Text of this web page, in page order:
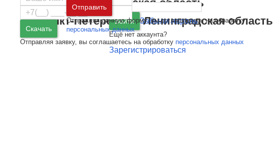
Москва
Московская область
Санкт-Петербург иЛенинградская область
Войти Забыли пароль
Ещё нет аккаунта?
Зарегистрироваться
Скачать
Отправляя заявку, вы соглашаетесь на обработку персональных данных
Отправить
Отправляя данную форму, вы соглашаетесь на обработку
персональных данных